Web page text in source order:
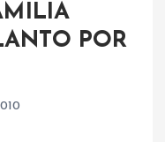
POR